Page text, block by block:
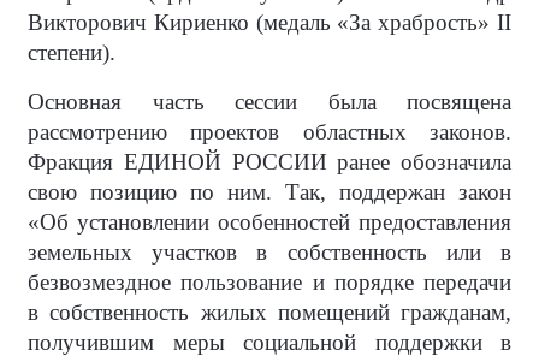
Викторович Кириенко (медаль «За храбрость» II
степени).
Основная часть сессии была посвящена
рассмотрению проектов областных законов.
Фракция ЕДИНОЙ РОССИИ ранее обозначила
свою позицию по ним. Так, поддержан закон
«Об установлении особенностей предоставления
земельных участков в собственность или в
безвозмездное пользование и порядке передачи
в собственность жилых помещений гражданам,
получившим меры социальной поддержки в